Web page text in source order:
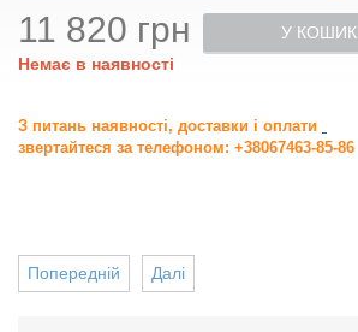
11 820 грн
Немає в наявності
У КОШИК
З питань наявності, доставки і оплати
звертайтеся за телефоном: +38067463-85-86
Далі
Попередній